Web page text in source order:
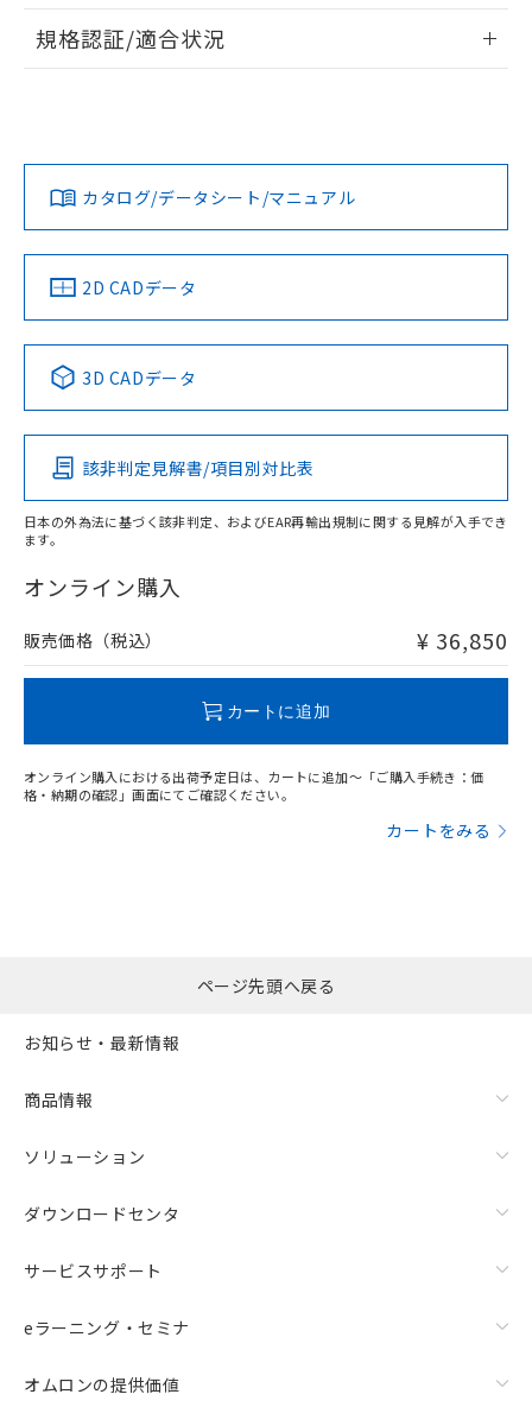
ログイン/会員登録
ダウンロードデータをご利用いただく前に、以下を必ずお読
みください。
ソフトウェアの使用条件
EU RoHS 注意事項・凡例
対応済み
中国 RoHS 注意事項・凡例
Pb Hg Cd Cr(VI)
O
在庫等で未対応品が混在する可能性があります。
問い合わせください。
規格認証/適合状況
LR型式承認
（イギリス
船舶規格）
DNV型式承認
（ノルウェー
BV型式承認
（フランス
KR型式
（韓国
Yes No No No
この製品の規格認証/適合状況ページへ
その他の認証はこちらのページからご検索ください
カタログ/データシート/マニュアル
2D CADデータ
3D CADデータ
該非判定見解書/項目別対比表
日本の外為法に基づく該非判定、およびEAR再輸出規制に関する見解が入手でき
ます。
オンライン購入
販売価格（税込） ¥ 36,850
カートに追加
オンライン購入における出荷予定日は、カートに追加～「ご購入手続き：価
格・納期の確認」画面にてご確認ください。
カートをみる
ページ先頭へ戻る
お知らせ・最新情報
商品情報
ソリューション
ダウンロードセンタ
サービスサポート
eラーニング・セミナ
オムロンの提供価値